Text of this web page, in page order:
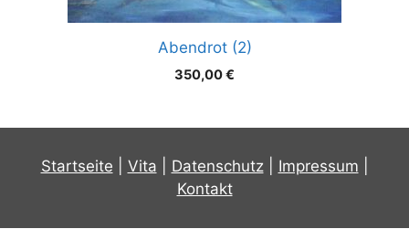
Abendrot (2)
350,00€
Startseite Vita Datenschutz Impressum
Kontakt